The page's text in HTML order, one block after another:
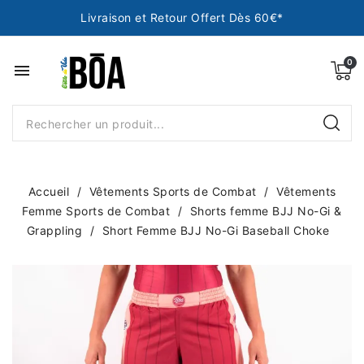
Livraison et Retour Offert Dès 60€*
menu
Accueil Vêtements Sports de Combat
Vêtements
Femme Sports de Combat
Shorts femme BJJ No-Gi &
Grappling
Short Femme BJJ No-Gi Baseball Choke